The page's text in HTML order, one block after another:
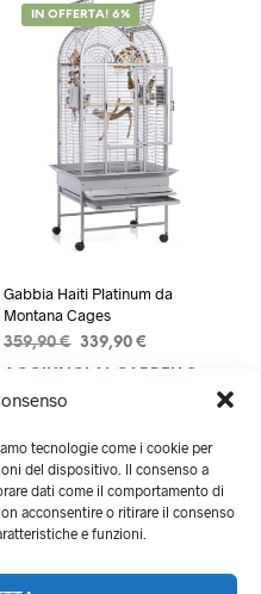
tecnologie come i cookie per
del dispositivo. Il consenso a
dati come il comportamento di
acconsentire o ritirare il consenso
e funzioni.
IN OFFERTA! 6%
Gabbia Haiti Platinum da
Montana Cages
359,90€ Il
prezzo
339,90 €Il
prezzo